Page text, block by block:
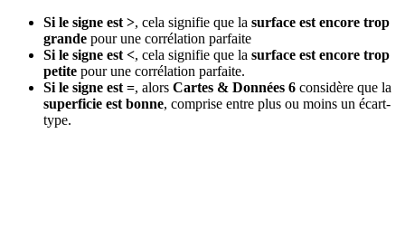
Si le signe est >, cela signifie que la surface est encore trop
grande pour une corrélation parfaite
Si le signe est <, cela signifie que la surface est encore trop
petite pour une corrélation parfaite.
Si le signe est =, alors Cartes & Données 6 considère que la
superficie est bonne, comprise entre plus ou moins un écart-
type.